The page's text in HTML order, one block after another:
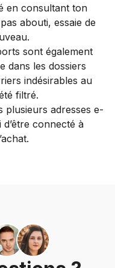
en consultant ton
abouti, essaie de
sont également
dans les dossiers
indésirables au
filtré.
plusieurs adresses e-
connecté à